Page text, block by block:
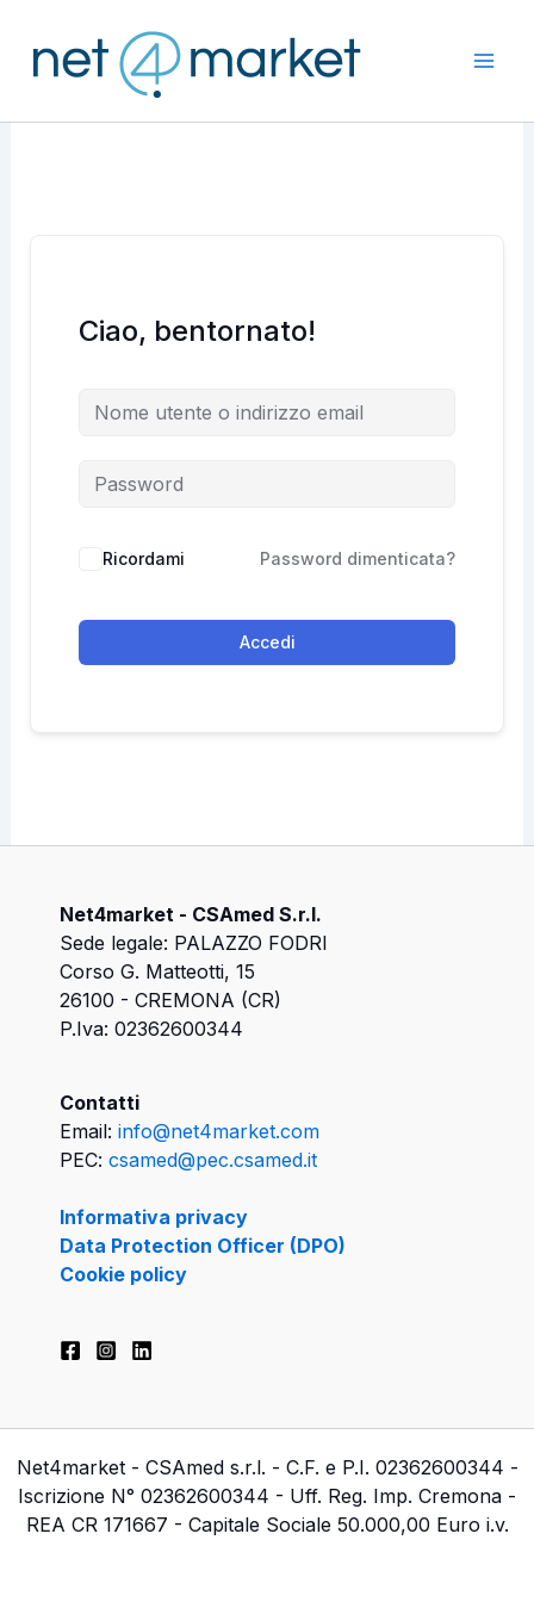
contenuto
Ciao, bentornato!
Ricordami Password dimenticata?
Accedi
Net4market - CSAmed S.r.l.
Sede legale: PALAZZO FODRI
Corso G. Matteotti, 15
26100 - CREMONA (CR)
P.Iva: 02362600344
Contatti
Email: info@net4market.com
PEC: csamed@pec.csamed.it
Informativa privacy
Data Protection Officer (DPO)
Cookie policy
Net4market - CSAmed s.r.l. - C.F. e P.I. 02362600344 -
Iscrizione N° 02362600344 - Uff. Reg. Imp. Cremona -
REA CR 171667 - Capitale Sociale 50.000,00 Euro i.v.